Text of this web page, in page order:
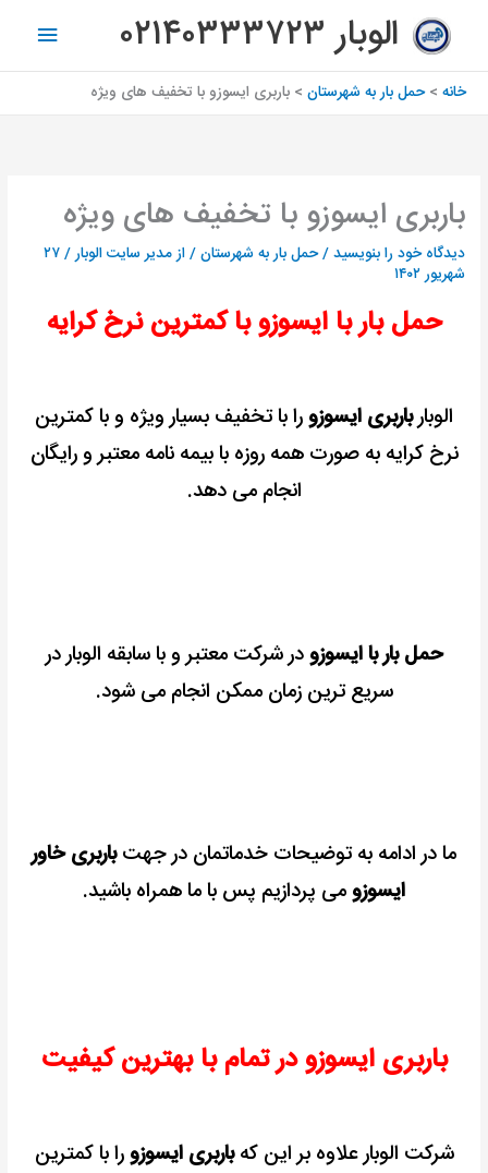
محتوا
الوبار ۰۲۱۴۰۳۳۳۷۲۳
اصلی
خانه حمل بار به شهرستان باربری ایسوزو با تخفیف های ویژه
باربری ایسوزو با تخفیف های ویژه
دیدگاه‌ خود را بنویسید/حمل بار به شهرستان/ ازمدیر سایت الوبار/۲۷
شهریور ۱۴۰۲
حمل بار با ایسوزو با کمترین نرخ کرایه
الوبارباربری ایسوزورا با تخفیف بسیار ویژه و با کمترین
نرخ کرایه به صورت همه روزه با بیمه نامه معتبر و رایگان
انجام می دهد.
حمل بار با ایسوزودر شرکت معتبر و با سابقه الوبار در
سریع ترین زمان ممکن انجام می شود.
ما در ادامه به توضیحات خدماتمان در جهتباربری خاور
ایسوزومی پردازیم پس با ما همراه باشید.
باربری ایسوزو در تمام با بهترین کیفیت
شرکت الوبار علاوه بر این کهباربری ایسوزورا با کمترین